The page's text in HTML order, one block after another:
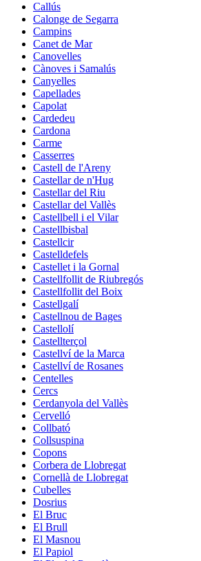
Callús
Calonge de Segarra
Campins
Canet de Mar
Canovelles
Cànoves i Samalús
Canyelles
Capellades
Capolat
Cardedeu
Cardona
Carme
Casserres
Castell de l'Areny
Castellar de n'Hug
Castellar del Riu
Castellar del Vallès
Castellbell i el Vilar
Castellbisbal
Castellcir
Castelldefels
Castellet i la Gornal
Castellfollit de Riubregós
Castellfollit del Boix
Castellgalí
Castellnou de Bages
Castellolí
Castellterçol
Castellví de la Marca
Castellví de Rosanes
Centelles
Cercs
Cerdanyola del Vallès
Cervelló
Collbató
Collsuspina
Copons
Corbera de Llobregat
Cornellà de Llobregat
Cubelles
Dosrius
El Bruc
El Brull
El Masnou
El Papiol